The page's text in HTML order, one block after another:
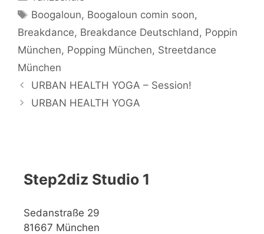
Schlagwörter
Boogaloun, Boogaloun comin soon,
Breakdance, Breakdance Deutschland , Poppin
München, Popping München, Streetdance
München
URBAN HEALTH YOGA – Session!
URBAN HEALTH YOGA
Step2diz Studio 1
Sedanstraße 29
81667 München